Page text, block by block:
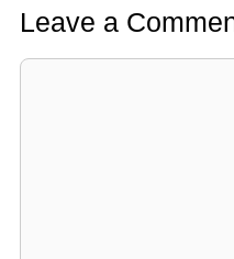
Leave a
Comment